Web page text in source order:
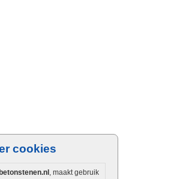
cookies
, maakt gebruik